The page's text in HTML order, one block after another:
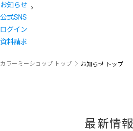
お知らせ
公式SNS
ログイン
資料請求
カラーミーショップ トップ お知らせ トップ
最新情報